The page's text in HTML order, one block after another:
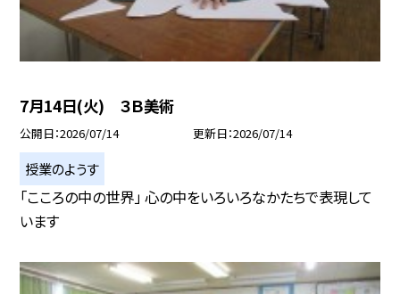
7月14日(火) ３Ｂ美術
公開日 2026/07/14 更新日 2026/07/14
授業のようす
「こころの中の世界」 心の中をいろいろなかたちで表現して
います